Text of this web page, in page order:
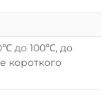
до 100℃, до
короткого